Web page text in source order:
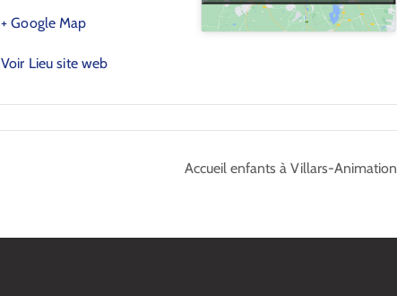
+ Google Map
Voir Lieu site web
Accueil enfants à Villars-Animation